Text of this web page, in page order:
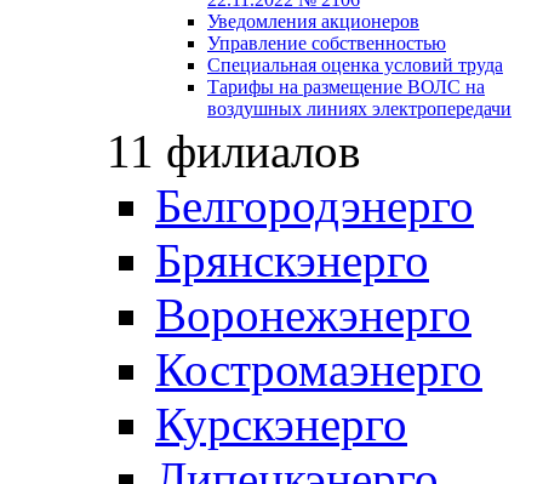
Уведомления акционеров
Управление собственностью
Специальная оценка условий труда
Тарифы на размещение ВОЛС на
воздушных линиях электропередачи
11 филиалов
Белгородэнерго
Брянскэнерго
Воронежэнерго
Костромаэнерго
Курскэнерго